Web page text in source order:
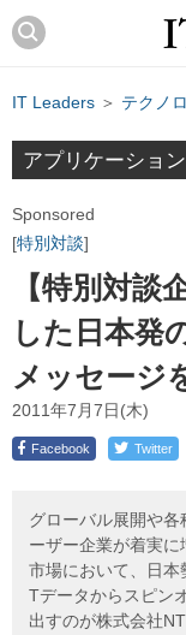
IT Leaders ＞ テクノ
アプリケーション
Sponsored
特別対談
【特別対談
した日本発
メッセージ
2011年7月7日(木)
Facebook Twitter
グローバル展開や
ーザー企業が着実
市場において、日
Tデータからスピン
出すのが株式会社